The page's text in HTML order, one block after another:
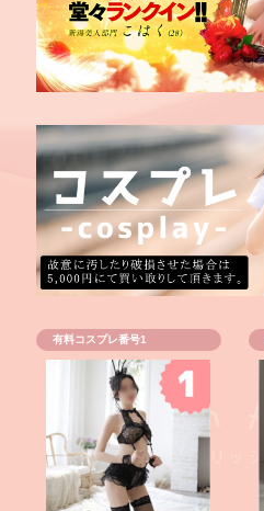
有料コスプレ番号1